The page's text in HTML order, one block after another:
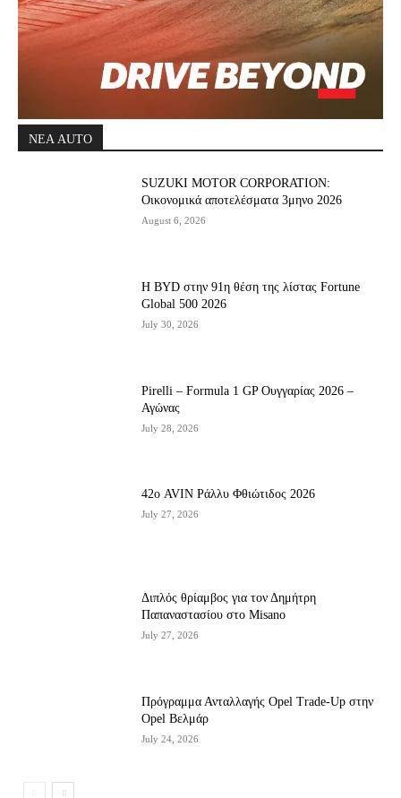
ΝΕΑ AUTO
SUZUKI MOTOR CORPORATION:
Οικονομικά αποτελέσματα 3μηνο 2026
August 6, 2026
Η BYD στην 91η θέση της λίστας Fortune
Global 500 2026
July 30, 2026
Pirelli – Formula 1 GP Ουγγαρίας 2026 –
Αγώνας
July 28, 2026
42ο AVIN Ράλλυ Φθιώτιδος 2026
July 27, 2026
Διπλός θρίαμβος για τον Δημήτρη
Παπαναστασίου στο Misano
July 27, 2026
Πρόγραμμα Ανταλλαγής Opel Trade-Up στην
Opel Βελμάρ
July 24, 2026